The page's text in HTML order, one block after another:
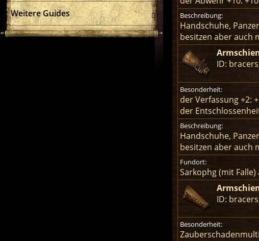
Weitere Guides Beschreibung:
Handschuhe,
besitzen aber auch
ID:
Besonderheit:
der Verfassung +2:
der
Beschreibung:
Handschuhe,
besitzen aber auch
Fundort:
Sarkophg (mit Falle)
ID:
Besonderheit: